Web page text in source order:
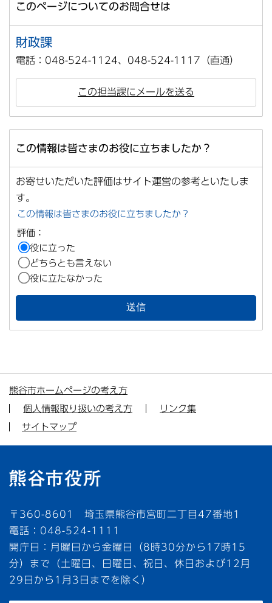
このページについてのお問合せは
財政課
電話：048-524-1124、048-524-1117（直通）
この担当課にメールを送る
この情報は皆さまのお役に立ちましたか？
お寄せいただいた評価はサイト運営の参考といたしま
す。
この情報は皆さまのお役に立ちましたか？
評価：
役に立った
どちらとも言えない
役に立たなかった
熊谷市ホームページの考え方
個人情報取り扱いの考え方
リンク集
サイトマップ
〒360-8601 埼玉県熊谷市宮町二丁目47番地1
電話：048-524-1111
開庁日：月曜日から金曜日（8時30分から17時15
分）まで（土曜日、日曜日、祝日、休日および12月
29日から1月3日までを除く）